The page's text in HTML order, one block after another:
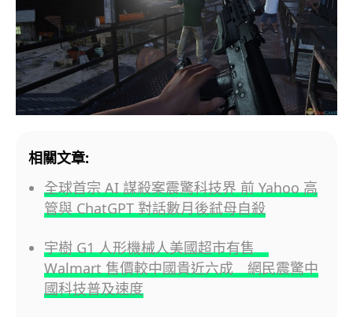
相關文章:
全球首宗 AI 謀殺案震驚科技界 前 Yahoo 高
管與 ChatGPT 對話數月後弒母自殺
宇樹 G1 人形機械人美國超市有售
Walmart 售價較中國貴近六成 網民震驚中
國科技普及速度